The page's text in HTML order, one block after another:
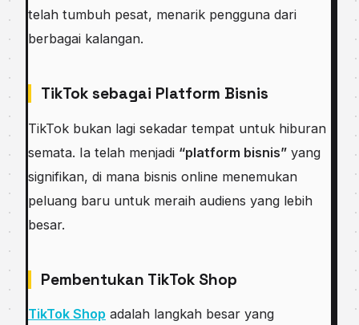
telah tumbuh pesat, menarik pengguna dari
berbagai kalangan.
TikTok sebagai Platform Bisnis
TikTok bukan lagi sekadar tempat untuk hiburan
semata. Ia telah menjadi “platform bisnis” yang
signifikan, di mana bisnis online menemukan
peluang baru untuk meraih audiens yang lebih
besar.
Pembentukan TikTok Shop
TikTok Shop adalah langkah besar yang